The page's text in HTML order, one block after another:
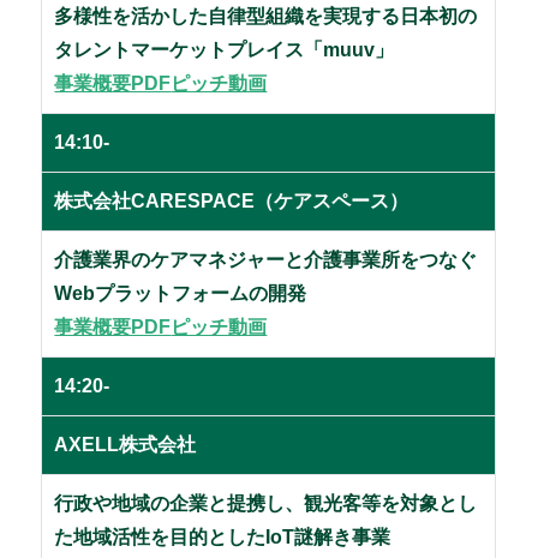
多様性を活かした自律型組織を実現する日本初の
タレントマーケットプレイス「muuv」
事業概要PDFピッチ動画
14:10-
株式会社CARESPACE （ケアスペース）
介護業界のケアマネジャーと介護事業所をつなぐ
Webプラットフォームの開発
事業概要PDFピッチ動画
14:20-
AXELL株式会社
行政や地域の企業と提携し、観光客等を対象とし
た地域活性を目的としたIoT謎解き事業